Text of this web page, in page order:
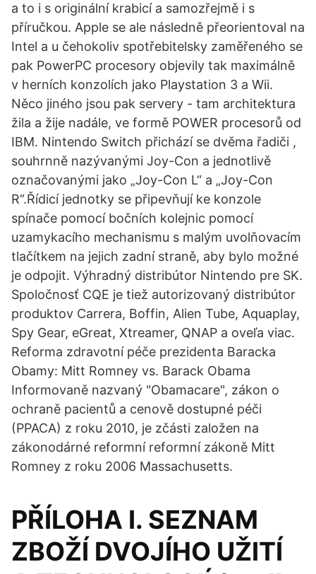
a to i s originální krabicí a samozřejmě i s
příručkou. Apple se ale následně přeorientoval na
Intel a u čehokoliv spotřebitelsky zaměřeného se
pak PowerPC procesory objevily tak maximálně
v herních konzolích jako Playstation 3 a Wii.
Něco jiného jsou pak servery - tam architektura
žila a žije nadále, ve formě POWER procesorů od
IBM. Nintendo Switch přichází se dvěma řadiči ,
souhrnně nazývanými Joy-Con a jednotlivě
označovanými jako „Joy-Con L“ a „Joy-Con
R“.Řídicí jednotky se připevňují ke konzole
spínače pomocí bočních kolejnic pomocí
uzamykacího mechanismu s malým uvolňovacím
tlačítkem na jejich zadní straně, aby bylo možné
je odpojit. Výhradný distribútor Nintendo pre SK.
Spoločnosť CQE je tiež autorizovaný distribútor
produktov Carrera, Boffin, Alien Tube, Aquaplay,
Spy Gear, eGreat, Xtreamer, QNAP a oveľa viac.
Reforma zdravotní péče prezidenta Baracka
Obamy: Mitt Romney vs. Barack Obama
Informovaně nazvaný "Obamacare", zákon o
ochraně pacientů a cenově dostupné péči
(PPACA) z roku 2010, je zčásti založen na
zákonodárné reformní reformní zákoně Mitt
Romney z roku 2006 Massachusetts.
PŘÍLOHA I. SEZNAM
ZBOŽÍ DVOJÍHO UŽITÍ